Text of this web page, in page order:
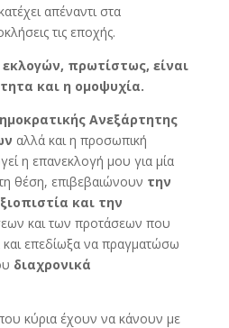
απέναντι στα
τις εποχής.
πρωτίστως, είναι
και η ομοψυχία.
Ανεξάρτητης
αλλά και η προσωπική
η επανεκλογή μου για μία
θέση, επιβεβαιώνουν την
και την
και των προτάσεων που
και επεδίωξα να πραγματώσω
διαχρονικά
κύρια έχουν να κάνουν με